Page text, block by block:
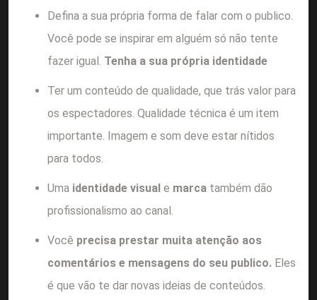
Defina a sua própria forma de falar com o publico.
Você pode se inspirar em alguém só não tente
fazer igual. Tenha a sua própria identidade
Ter um conteúdo de qualidade, que trás valor para
os espectadores. Qualidade técnica é um item
importante. Imagem e som deve estar nítidos
para todos.
Uma identidade visual e marca também dão
profissionalismo ao canal.
Você precisa prestar muita atenção aos
comentários e mensagens do seu publico. Eles
é que vão te dar novas ideias de conteúdos.